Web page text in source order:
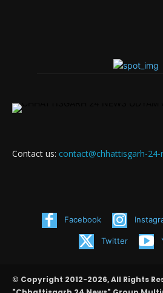
Contact us: contact@chhattisgarh-
Facebook
Twitter
© Copyright 2012-2026, All Rights